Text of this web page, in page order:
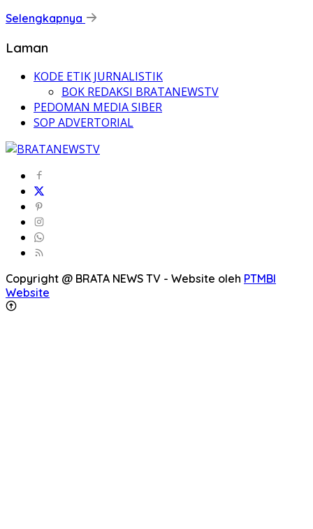
Selengkapnya
Laman
KODE ETIK JURNALISTIK
BOK REDAKSI BRATANEWSTV
PEDOMAN MEDIA SIBER
SOP ADVERTORIAL
Copyright @ BRATA NEWS TV - Website oleh PTMBI
Website